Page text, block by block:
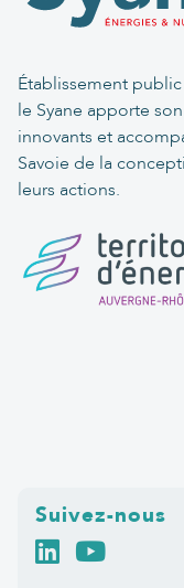
Établissement
le Syane apporte
innovants et
Savoie de la
leurs actions.
Suivez-nous